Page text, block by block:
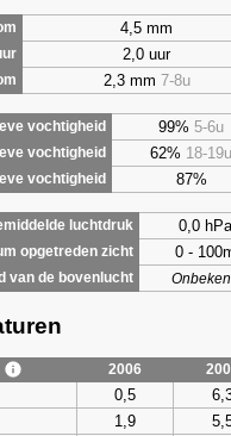
4,5 mm
2,0 uur
2,3 mm 7-8u
vochtigheid 99% 5-6u
vochtigheid 62% 18-19u
vochtigheid 87%
luchtdruk 0,0 hPa
opgetreden zicht 0 -
van de bovenlucht
2006
0,5
1,9